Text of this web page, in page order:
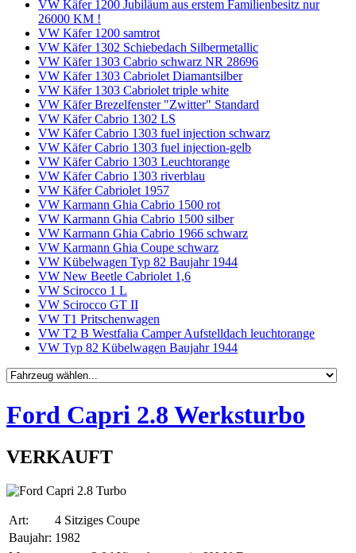
VW Käfer 1200 Jubiläum aus erstem Familienbesitz nur
26000 KM !
VW Käfer 1200 samtrot
VW Käfer 1302 Schiebedach Silbermetallic
VW Käfer 1303 Cabrio schwarz NR 28696
VW Käfer 1303 Cabriolet Diamantsilber
VW Käfer 1303 Cabriolet triple white
VW Käfer Brezelfenster "Zwitter" Standard
VW Käfer Cabrio 1302 LS
VW Käfer Cabrio 1303 fuel injection schwarz
VW Käfer Cabrio 1303 fuel injection-gelb
VW Käfer Cabrio 1303 Leuchtorange
VW Käfer Cabrio 1303 riverblau
VW Käfer Cabriolet 1957
VW Karmann Ghia Cabrio 1500 rot
VW Karmann Ghia Cabrio 1500 silber
VW Karmann Ghia Cabrio 1966 schwarz
VW Karmann Ghia Coupe schwarz
VW Kübelwagen Typ 82 Baujahr 1944
VW New Beetle Cabriolet 1,6
VW Scirocco 1 L
VW Scirocco GT II
VW T1 Pritschenwagen
VW T2 B Westfalia Camper Aufstelldach leuchtorange
VW Typ 82 Kübelwagen Baujahr 1944
Ford Capri 2.8 Werksturbo
VERKAUFT
Art:
4 Sitziges Coupe
Baujahr: 1982